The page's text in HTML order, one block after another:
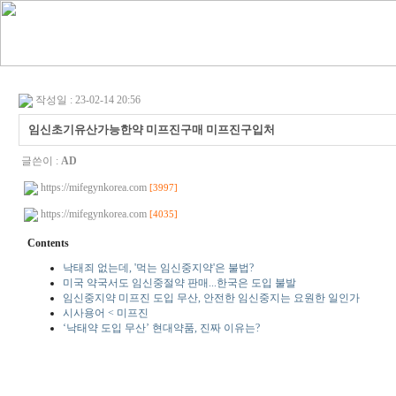
작성일 : 23-02-14 20:56
임신초기유산가능한약 미프진구매 미프진구입처
글쓴이 : AD
https://mifegynkorea.com [3997]
https://mifegynkorea.com [4035]
Contents
낙태죄 없는데, '먹는 임신중지약'은 불법?
미국 약국서도 임신중절약 판매...한국은 도입 불발
임신중지약 미프진 도입 무산, 안전한 임신중지는 요원한 일인가
시사용어 < 미프진
‘낙태약 도입 무산’ 현대약품, 진짜 이유는?